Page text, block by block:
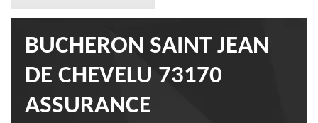
BUCHERON SAINT JEAN
DE CHEVELU 73170
ASSURANCE